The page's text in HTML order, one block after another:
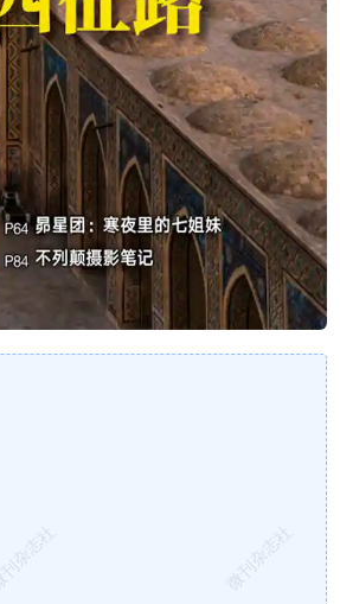
杂志社 微刊杂志社